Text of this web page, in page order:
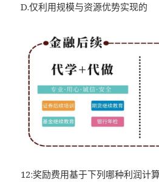
D.仅利用规模与资源优势实现的
12:奖励费用基于下列哪种利润计